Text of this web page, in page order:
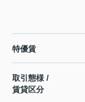
特優賃
取引態様 /
賃貸区分